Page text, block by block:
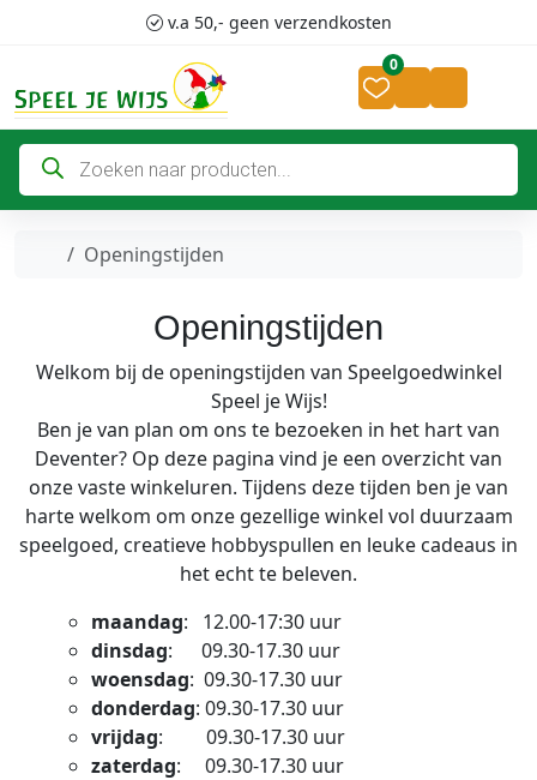
v.a 50,- geen verzendkosten
0
Account
Cart
Home
Openingstijden
Openingstijden
Welkom bij de openingstijden van Speelgoedwinkel
Speel je Wijs!
Ben je van plan om ons te bezoeken in het hart van
Deventer? Op deze pagina vind je een overzicht van
onze vaste winkeluren. Tijdens deze tijden ben je van
harte welkom om onze gezellige winkel vol duurzaam
speelgoed, creatieve hobbyspullen en leuke cadeaus in
het echt te beleven.
maandag: 12.00-17:30 uur
dinsdag: 09.30-17.30 uur
woensdag: 09.30-17.30 uur
donderdag: 09.30-17.30 uur
vrijdag: 09.30-17.30 uur
zaterdag: 09.30-17.30 uur